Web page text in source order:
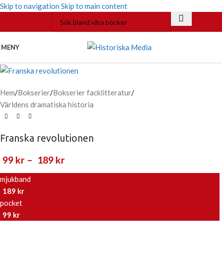
Skip to navigation Skip to main content
MENY
Hem/Bokserier/Bokserier facklitteratur/
Världens dramatiska historia
Franska revolutionen
99 kr – 189 kr
mjukband
189 kr
pocket
99 kr